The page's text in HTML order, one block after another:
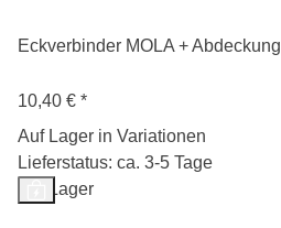
Eckverbinder MOLA + Abdeckung
10,40 € *
Auf Lager in Variationen
Lieferstatus: ca. 3-5 Tage
Auf Lager